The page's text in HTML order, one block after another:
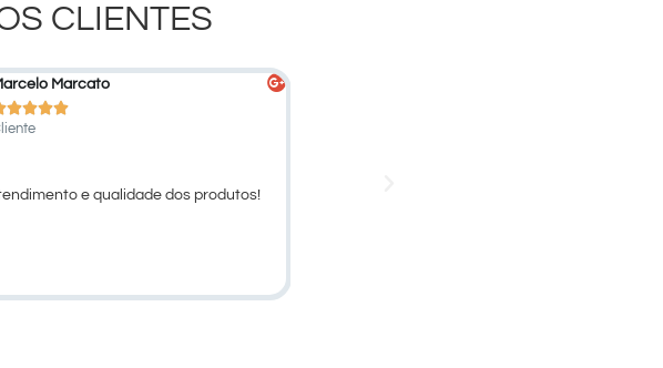
CLIENTES
Marcato

e qualidade dos produtos!